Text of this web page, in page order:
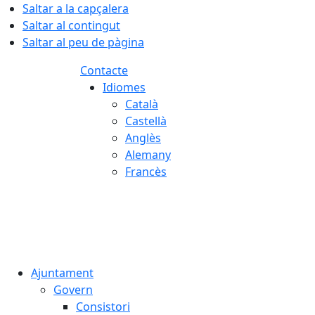
Saltar a la capçalera
Saltar al contingut
Saltar al peu de pàgina
Contacte
Idiomes
Català
Castellà
Anglès
Alemany
Francès
Ajuntament
Govern
Consistori